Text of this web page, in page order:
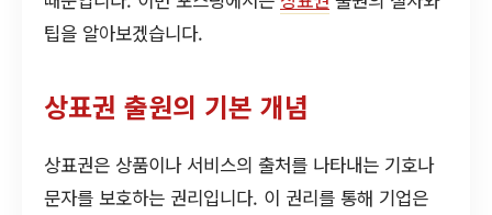
팁을 알아보겠습니다.
상표권 출원의 기본 개념
상표권은 상품이나 서비스의 출처를 나타내는 기호나
문자를 보호하는 권리입니다. 이 권리를 통해 기업은